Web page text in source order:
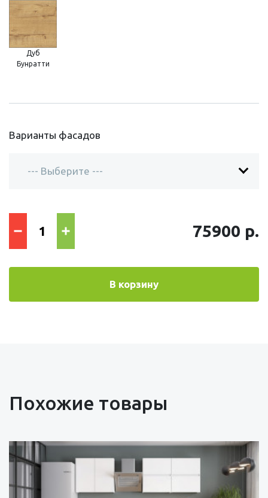
Дуб
Бунратти
Варианты фасадов
75900 р.
В корзину
Похожие товары